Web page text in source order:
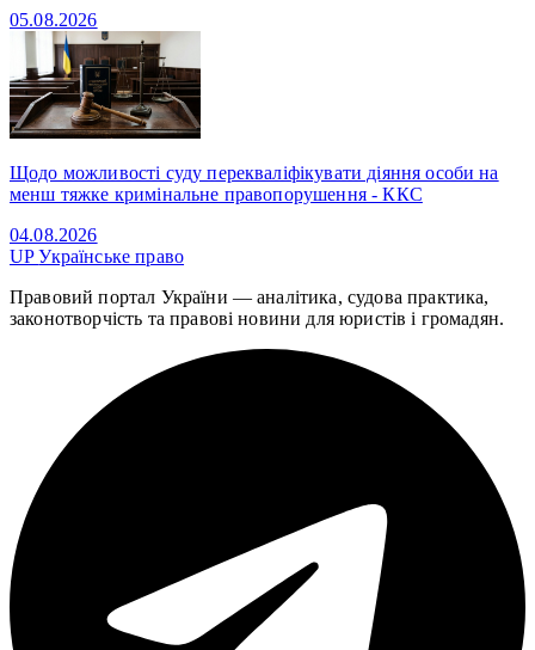
05.08.2026
Щодо можливості суду перекваліфікувати діяння особи на
менш тяжке кримінальне правопорушення - ККС
04.08.2026
UPУкраїнське право
Правовий портал України — аналітика, судова практика,
законотворчість та правові новини для юристів і громадян.